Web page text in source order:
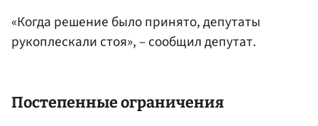
«Когда решение было принято, депутаты
рукоплескали стоя», – сообщил депутат.
Постепенные ограничения